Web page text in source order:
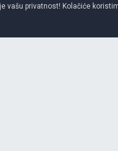
vašu privatnost! Kolačiće